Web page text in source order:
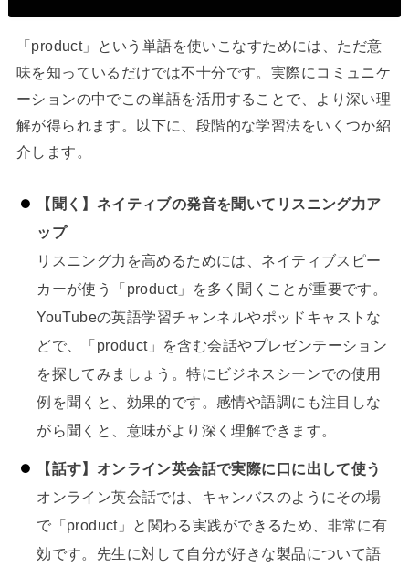
「product」という単語を使いこなすためには、ただ意
味を知っているだけでは不十分です。実際にコミュニケ
ーションの中でこの単語を活用することで、より深い理
解が得られます。以下に、段階的な学習法をいくつか紹
介します。
【聞く】ネイティブの発音を聞いてリスニング力ア
ップ
リスニング力を高めるためには、ネイティブスピー
カーが使う「product」を多く聞くことが重要です。
YouTubeの英語学習チャンネルやポッドキャストな
どで、「product」を含む会話やプレゼンテーション
を探してみましょう。特にビジネスシーンでの使用
例を聞くと、効果的です。感情や語調にも注目しな
がら聞くと、意味がより深く理解できます。
【話す】オンライン英会話で実際に口に出して使う
オンライン英会話では、キャンバスのようにその場
で「product」と関わる実践ができるため、非常に有
効です。先生に対して自分が好きな製品について語